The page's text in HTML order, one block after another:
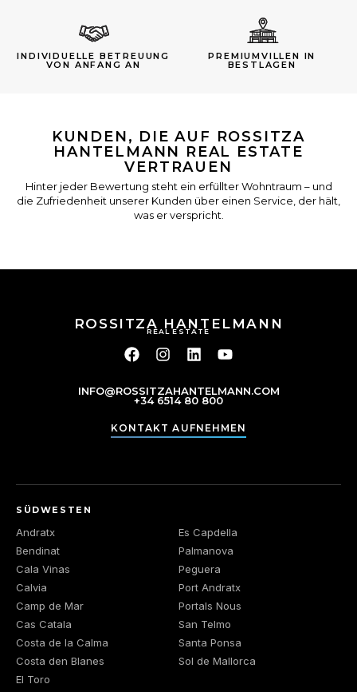
INDIVIDUELLE BETREUUNG
VON ANFANG AN
PREMIUMVILLEN IN
BESTLAGEN
KUNDEN, DIE AUF ROSSITZA
HANTELMANN REAL ESTATE
VERTRAUEN
Hinter jeder Bewertung steht ein erfüllter Wohntraum – und
die Zufriedenheit unserer Kunden über einen Service, der hält,
was er verspricht.
ROSSITZA HANTELMANN
REAL ESTATE
INFO@ROSSITZAHANTELMANN.COM
+34 6514 80 800
KONTAKT AUFNEHMEN
SÜDWESTEN
Andratx
Bendinat
Cala Vinas
Calvia
Camp de Mar
Cas Catala
Costa de la Calma
Costa den Blanes
El Toro
Es Capdella
Palmanova
Peguera
Port Andratx
Portals Nous
San Telmo
Santa Ponsa
Sol de Mallorca